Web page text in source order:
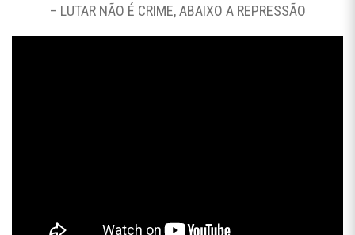
– LUTAR NÃO É CRIME, ABAIXO A REPRESSÃO